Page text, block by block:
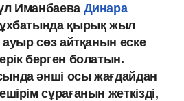
Иманбаева Динара
қырық жыл
ауыр сөз айтқанын еске
берген болатын.
әнші осы жағдайдан
сұрағанын жеткізді,